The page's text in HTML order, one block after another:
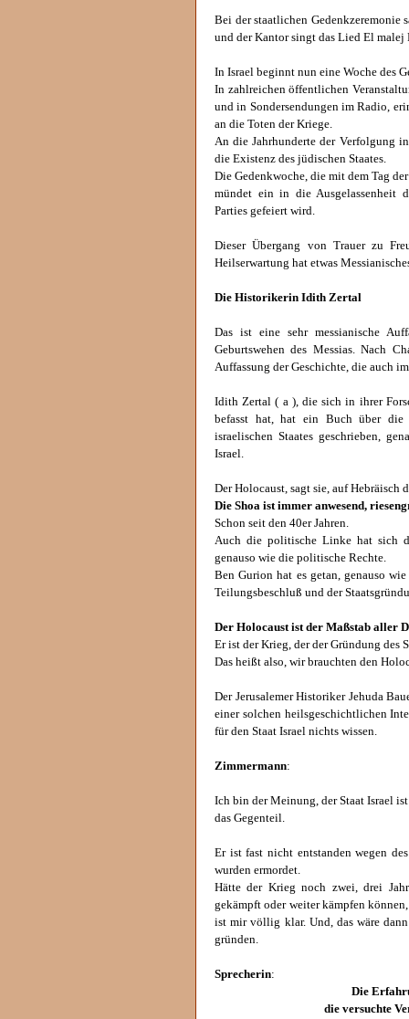
Bei der staatlichen Gedenkzeremonie
und der Kantor singt das Lied El
In Israel beginnt nun eine Woche des
In zahlreichen öffentlichen
und in Sondersendungen im Radio,
an die Toten der Kriege.
An die Jahrhunderte der Verfolgung
die Existenz des jüdischen Staates.
Die Gedenkwoche, die mit dem Tag
mündet ein in die Ausgelassenheit
Parties gefeiert wird.
Dieser Übergang von Trauer zu
Heilserwartung hat etwas
Die Historikerin Idith Zertal
Das ist eine sehr messianische
Geburtswehen des Messias. Nach
Auffassung der Geschichte, die auch
Idith Zertal ( a ), die sich in ihrer
befasst hat, hat ein Buch über die
israelischen Staates geschrieben,
Israel.
Der Holocaust, sagt sie, auf Hebräisch
Die Shoa ist immer anwesend,
Schon seit den 40er Jahren.
Auch die politische Linke hat sich
genauso wie die politische Rechte.
Ben Gurion hat es getan, genauso
Teilungsbeschluß und der
Der Holocaust ist der Maßstab aller
Er ist der Krieg, der der Gründung des
Das heißt also, wir brauchten den
Der Jerusalemer Historiker Jehuda
einer solchen heilsgeschichtlichen
für den Staat Israel nichts wissen.
Zimmermann:
Ich bin der Meinung, der Staat Israel
das Gegenteil.
Er ist fast nicht entstanden wegen
wurden ermordet.
Hätte der Krieg noch zwei, drei
gekämpft oder weiter kämpfen
ist mir völlig klar. Und, das wäre
gründen.
Sprecherin:
Die
die versuchte